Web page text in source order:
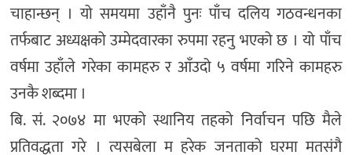
चाहान्छन् । यो समयमा उहाँनै पुनः पाँच दलिय गठवन्धनका
तर्फबाट अध्यक्षको उम्मेदवारका रुपमा रहनु भएको छ । यो पाँच
वर्षमा उहाँले गरेका कामहरु र आँउदो ५ वर्षमा गरिने कामहरु
उनकै शब्दमा ।
बि. सं. २०७४ मा भएको स्थानिय तहको निर्वाचन पछि मैले
प्रतिवद्धता गरे । त्यसबेला म हरेक जनताको घरमा मतसंगै